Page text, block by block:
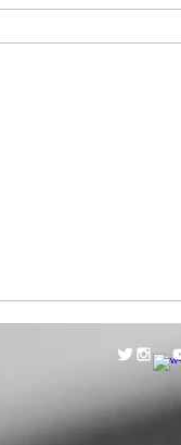
習
の演奏会の写真集等
フもリハーサルから
さって「お任せくだ
う強い意志が感じられ
念することができて本
した。これは栄区の文
。